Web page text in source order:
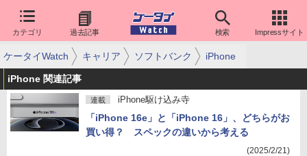
カテゴリ 過去記事 検索 Impressサイト
ケータイWatch キャリア ソフトバンク iPhone
iPhone 関連記事
連載 iPhone駆け込み寺
「iPhone 16e」と「iPhone 16」、どちらがお
買い得？ スペックの違いから考える
(2025/2/21)